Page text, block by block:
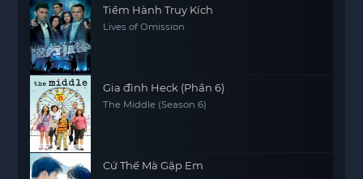
Tiềm Hành Truy Kích
Lives of Omission
Gia đình Heck (Phần 6)
The Middle (Season 6)
Cứ Thế Mà Gặp Em